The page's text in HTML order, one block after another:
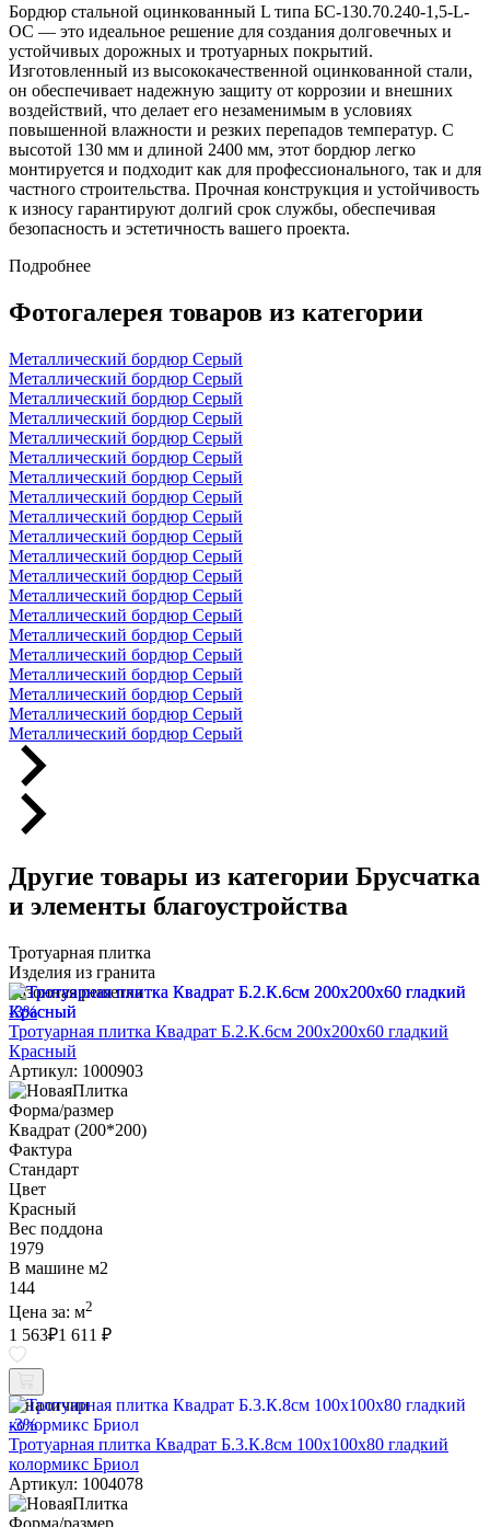
Бордюр стальной оцинкованный L типа БС-130.70.240-1,5-L-
ОС — это идеальное решение для создания долговечных и
устойчивых дорожных и тротуарных покрытий.
Изготовленный из высококачественной оцинкованной стали,
он обеспечивает надежную защиту от коррозии и внешних
воздействий, что делает его незаменимым в условиях
повышенной влажности и резких перепадов температур. С
высотой 130 мм и длиной 2400 мм, этот бордюр легко
монтируется и подходит как для профессионального, так и для
частного строительства. Прочная конструкция и устойчивость
к износу гарантируют долгий срок службы, обеспечивая
безопасность и эстетичность вашего проекта.
Подробнее
Фотогалерея товаров из категории
Металлический бордюр Серый
Металлический бордюр Серый
Металлический бордюр Серый
Металлический бордюр Серый
Металлический бордюр Серый
Металлический бордюр Серый
Металлический бордюр Серый
Металлический бордюр Серый
Металлический бордюр Серый
Металлический бордюр Серый
Металлический бордюр Серый
Металлический бордюр Серый
Металлический бордюр Серый
Металлический бордюр Серый
Металлический бордюр Серый
Металлический бордюр Серый
Металлический бордюр Серый
Металлический бордюр Серый
Металлический бордюр Серый
Металлический бордюр Серый
Другие товары из категории Брусчатка
и элементы благоустройства
Тротуарная плитка
Изделия из гранита
Газонная решетка
-3%
Тротуарная плитка Квадрат Б.2.К.6см 200х200х60 гладкий
Красный
Артикул: 1000903
Форма/размер
Квадрат (200*200)
Фактура
Стандарт
Цвет
Красный
Вес поддона
1979
В машине м2
144
Цена за: м2
1 563₽1 611 ₽
В наличии
-3%
Тротуарная плитка Квадрат Б.3.К.8см 100х100х80 гладкий
колормикс Бриол
Артикул: 1004078
Форма/размер